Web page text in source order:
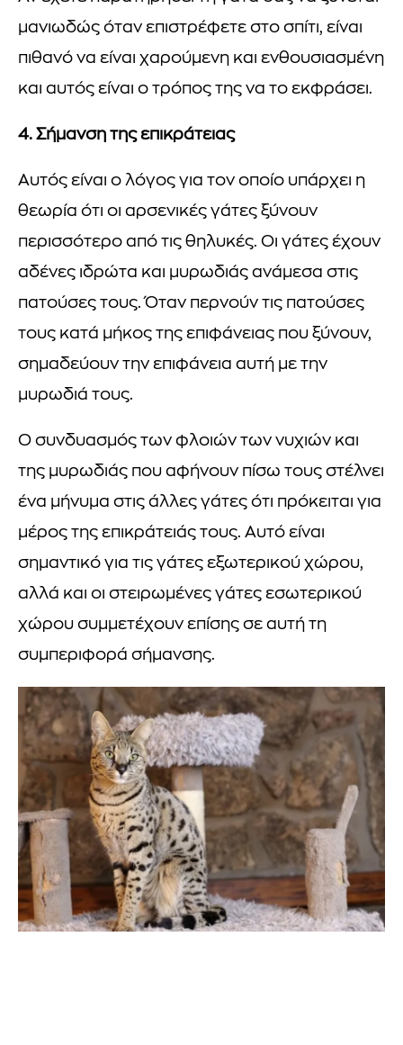
μανιωδώς όταν επιστρέφετε στο σπίτι, είναι
πιθανό να είναι χαρούμενη και ενθουσιασμένη
και αυτός είναι ο τρόπος της να το εκφράσει.
4. Σήμανση της επικράτειας
Αυτός είναι ο λόγος για τον οποίο υπάρχει η
θεωρία ότι οι αρσενικές γάτες ξύνουν
περισσότερο από τις θηλυκές. Οι γάτες έχουν
αδένες ιδρώτα και μυρωδιάς ανάμεσα στις
πατούσες τους. Όταν περνούν τις πατούσες
τους κατά μήκος της επιφάνειας που ξύνουν,
σημαδεύουν την επιφάνεια αυτή με την
μυρωδιά τους.
Ο συνδυασμός των φλοιών των νυχιών και
της μυρωδιάς που αφήνουν πίσω τους στέλνει
ένα μήνυμα στις άλλες γάτες ότι πρόκειται για
μέρος της επικράτειάς τους. Αυτό είναι
σημαντικό για τις γάτες εξωτερικού χώρου,
αλλά και οι στειρωμένες γάτες εσωτερικού
χώρου συμμετέχουν επίσης σε αυτή τη
συμπεριφορά σήμανσης.